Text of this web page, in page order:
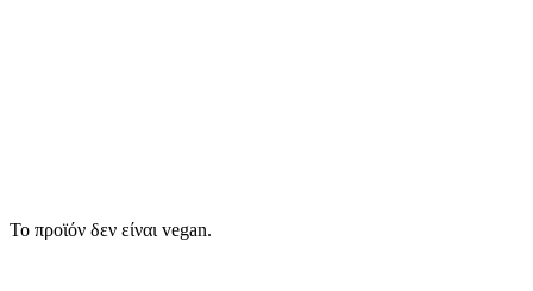
Το προϊόν δεν είναι vegan.